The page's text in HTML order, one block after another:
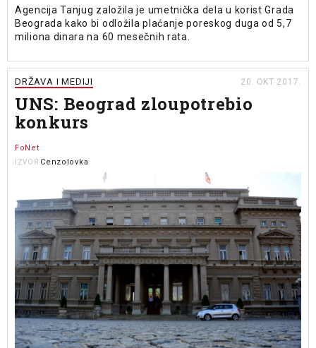
Agencija Tanjug založila je umetnička dela u korist Grada
Beograda kako bi odložila plaćanje poreskog duga od 5,7
miliona dinara na 60 mesečnih rata.
DRŽAVA I MEDIJI 20. OKT 2017.
UNS: Beograd zloupotrebio
konkurs
FoNet
IZVOR Cenzolovka